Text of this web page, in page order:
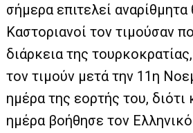
σήμερα επιτελεί αναρίθμητα
Καστοριανοί τον τιμούσαν
διάρκεια της
τον τιμούν μετά την 11η
ημέρα της εορτής του, διότι
ημέρα βοήθησε τον Ελληνικό